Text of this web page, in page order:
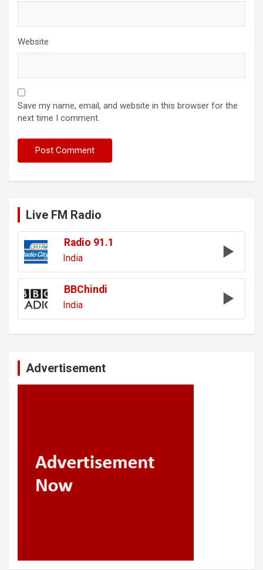
Website
Save my name, email, and website in this browser for the
next time I comment.
Live FM Radio
Radio 91.1
India
BBChindi
India
Advertisement